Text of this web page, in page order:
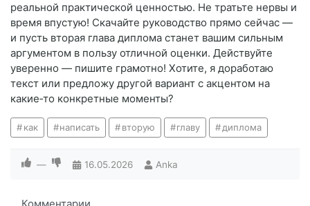
реальной практической ценностью. Не тратьте нервы и
время впустую! Скачайте руководство прямо сейчас —
и пусть вторая глава диплома станет вашим сильным
аргументом в пользу отличной оценки. Действуйте
уверенно — пишите грамотно! Хотите, я доработаю
текст или предложу другой вариант с акцентом на
какие‑то конкретные моменты?
как написать вторую главу диплома
— 16.05.2026 Anka